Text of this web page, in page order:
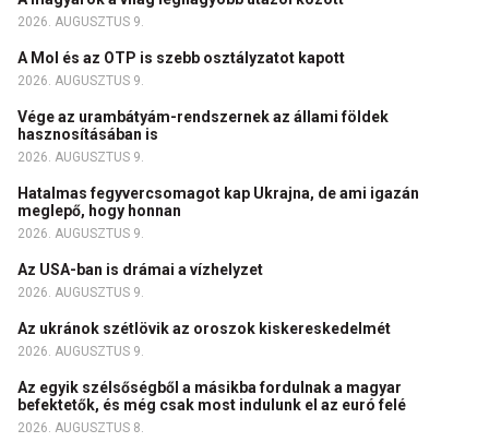
2026. AUGUSZTUS 9.
A Mol és az OTP is szebb osztályzatot kapott
2026. AUGUSZTUS 9.
Vége az urambátyám-rendszernek az állami földek
hasznosításában is
2026. AUGUSZTUS 9.
Hatalmas fegyvercsomagot kap Ukrajna, de ami igazán
meglepő, hogy honnan
2026. AUGUSZTUS 9.
Az USA-ban is drámai a vízhelyzet
2026. AUGUSZTUS 9.
Az ukránok szétlövik az oroszok kiskereskedelmét
2026. AUGUSZTUS 9.
Az egyik szélsőségből a másikba fordulnak a magyar
befektetők, és még csak most indulunk el az euró felé
2026. AUGUSZTUS 8.